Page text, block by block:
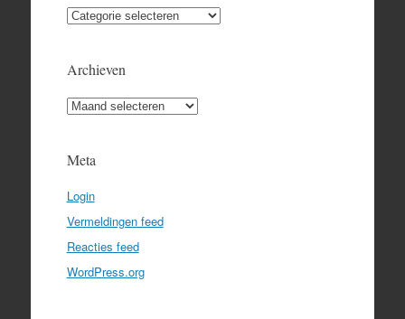
Categorieën
Archieven
Archieven
Meta
Login
Vermeldingen feed
Reacties feed
WordPress.org